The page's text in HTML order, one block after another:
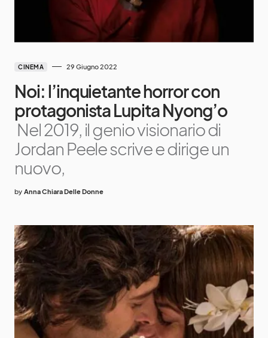
CINEMA 29 Giugno 2022
Noi: l’inquietante horror con
protagonista Lupita Nyong’o
Nel 2019, il genio visionario di
Jordan Peele scrive e dirige un
nuovo,
by Anna Chiara Delle Donne